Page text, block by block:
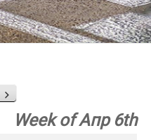
Назад
Вперед
Week of Апр 6th